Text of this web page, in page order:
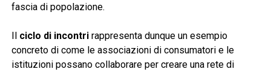
fascia di popolazione.
Il ciclo di incontrirappresenta dunque un esempio
concreto di come le associazioni di consumatori e le
istituzioni possano collaborare per creare una rete di